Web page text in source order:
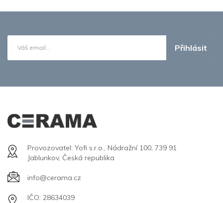
Přihlásit
Provozovatel: Yofi s.r.o., Nádražní 100, 739 91
Jablunkov, Česká republika
info@cerama.cz
IČO: 28634039